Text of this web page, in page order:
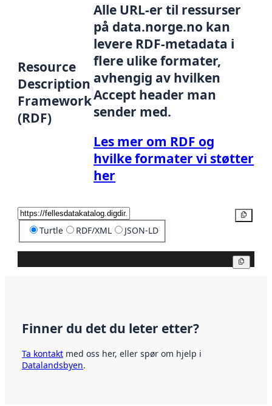
Resource
Description
Framework
(RDF)
Alle URL-er til ressurser
på data.norge.no kan
levere RDF-metadata i
flere ulike formater,
avhengig av hvilken
Accept header man
sender med.
Les mer om RDF og
hvilke formater vi støtter
her
Turtle RDF/XML JSON-LD
Finner du det du leter etter?
Ta kontakt med oss her, eller spør om hjelp i
Datalandsbyen.